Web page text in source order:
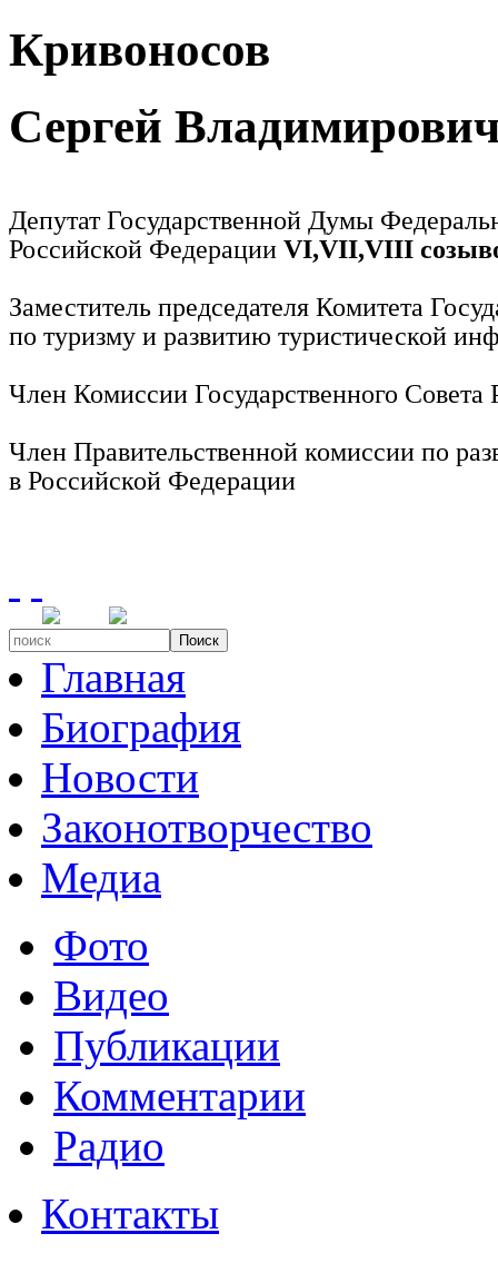
Кривоносов
Сергей
Депутат Государственной Думы
Российской Федерации VI,VII,VIII
Заместитель председателя Комитета
по туризму и развитию туристической
Член Комиссии Государственного
Член Правительственной комиссии по
в Российской Федерации
Поиск
Главная
Биография
Новости
Законотворчество
Медиа
Фото
Видео
Публикации
Комментарии
Радио
Контакты